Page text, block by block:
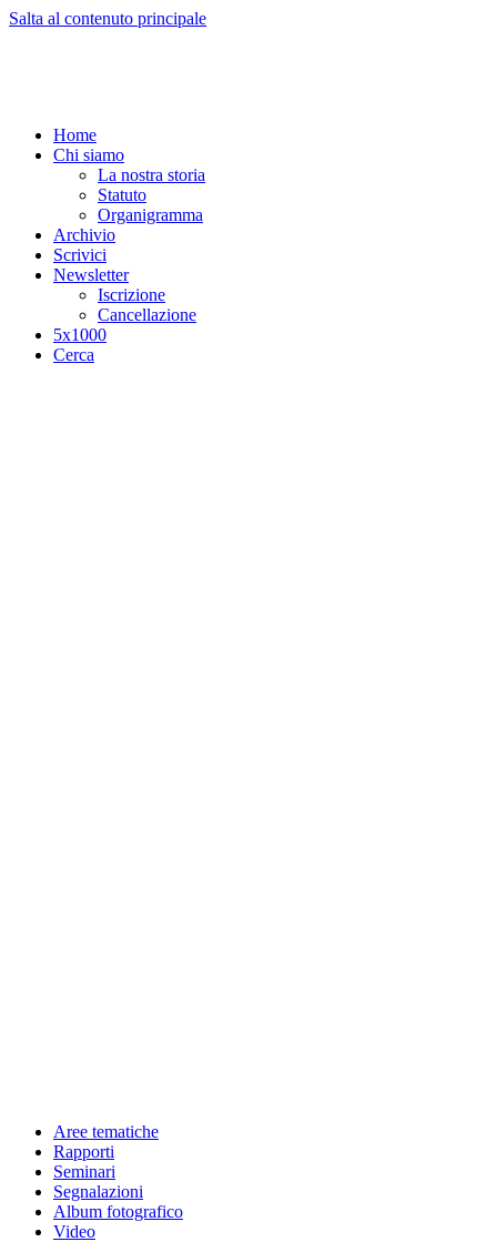
Salta al contenuto principale
Home
Chi siamo
La nostra storia
Statuto
Organigramma
Archivio
Scrivici
Newsletter
Iscrizione
Cancellazione
5x1000
Cerca
Aree tematiche
Rapporti
Seminari
Segnalazioni
Album fotografico
Video